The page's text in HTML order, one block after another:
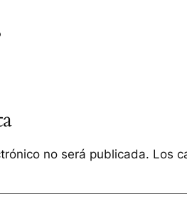
no será publicada. Los